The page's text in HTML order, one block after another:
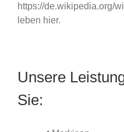
https://de.wikipedia.org/
leben hier.
Unsere
Sie: